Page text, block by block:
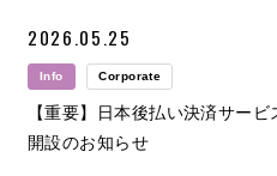
2026.05.25
Info Corporate
【重要】日本後払い決済サー
開設のお知らせ